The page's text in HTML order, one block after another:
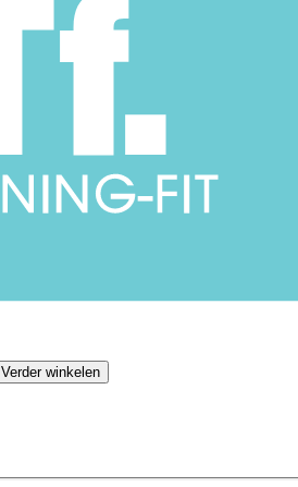
Verder winkelen